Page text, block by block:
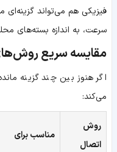
فیزیکی هم می‌تواند گزینه‌ای
سرعت، به اندازه بسته‌های
مقایسه سریع
اگر هنوز بین چند گزینه
می‌کند:
روش
اتصال
مناسب برای